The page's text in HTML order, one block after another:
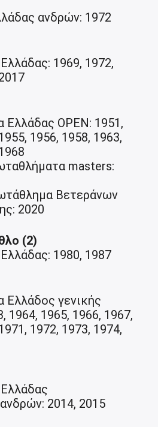
ανδρών: 1972
1969, 1972,
OPEN: 1951,
1956, 1958, 1963,
masters:
Βετεράνων
2020
(2)
1980, 1987
γενικής
1964, 1965, 1966, 1967,
1972, 1973, 1974,
2014, 2015